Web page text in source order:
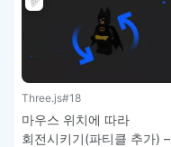
Three.js#18
마우스 위치에 따라
회전시키기(파티클 추가) –